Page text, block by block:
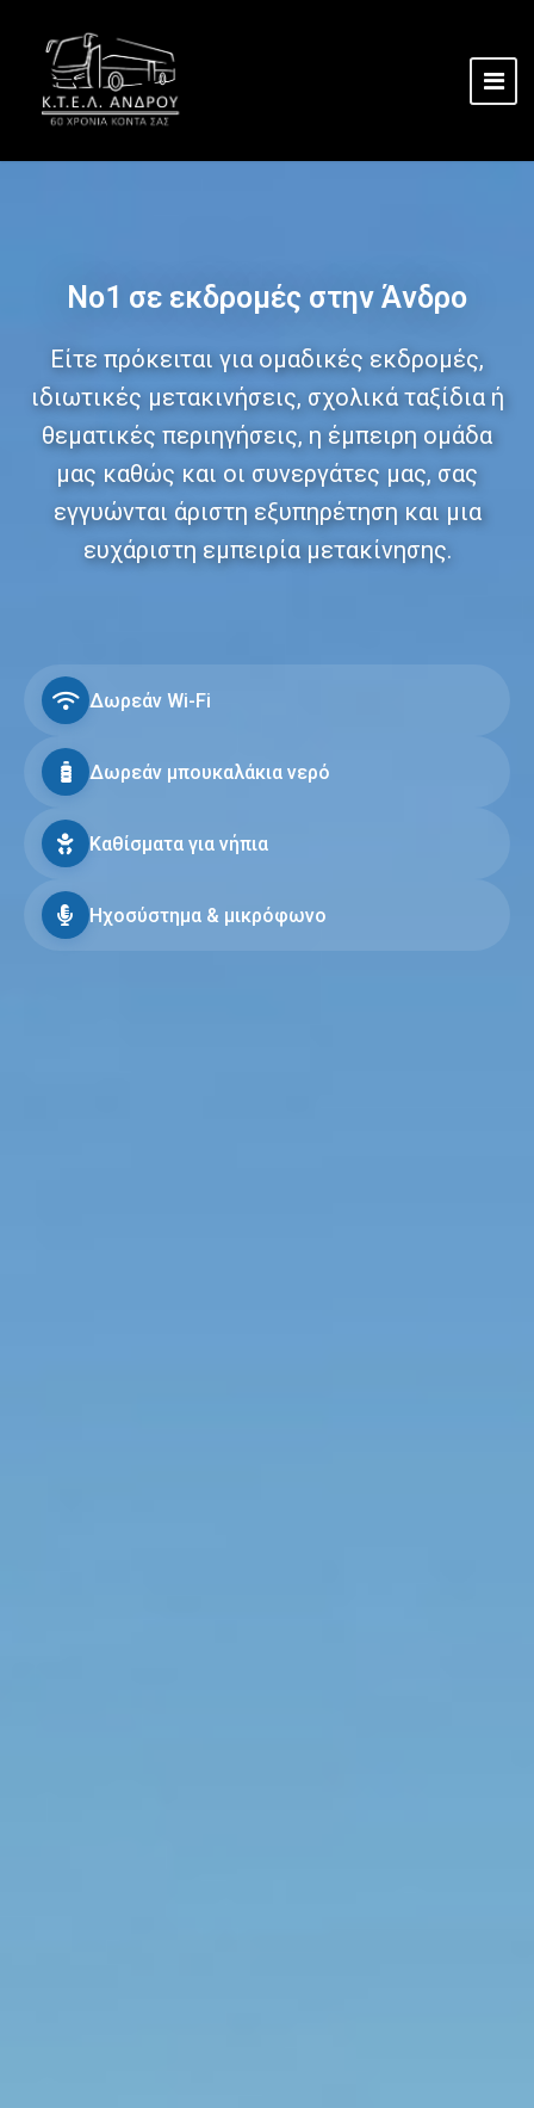
Νο1 σε εκδρομές στην Άνδρο
Είτε πρόκειται για ομαδικές εκδρομές,
ιδιωτικές μετακινήσεις, σχολικά ταξίδια ή
θεματικές περιηγήσεις, η έμπειρη ομάδα
μας καθώς και οι συνεργάτες μας, σας
εγγυώνται άριστη εξυπηρέτηση και μια
ευχάριστη εμπειρία μετακίνησης.
Δωρεάν Wi-Fi
Δωρεάν μπουκαλάκια νερό
Καθίσματα για νήπια
Ηχοσύστημα & μικρόφωνο